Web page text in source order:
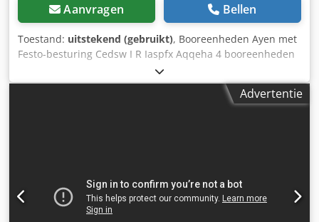
Aanvragen Bellen
Toestand: uitstekend (gebruikt), Booreenheden Ayen met
Festo-besturing Cedsw I R Iaspfx Aqqeha 4 booreenheden
1,5 kW slag 240 mm 2 eenheden met haakse overbrenging
als zaagaggregaten, ook individueel verkoop mogelijk
Advertentie